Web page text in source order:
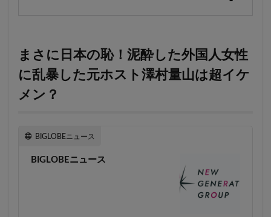
まさに日本の恥！泥酔した外国人女性
に乱暴した元ホスト澤村量山は超イケ
メン？
BIGLOBEニュース
BIGLOBEニュース